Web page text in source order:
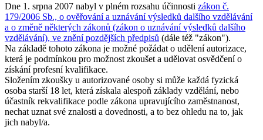
Dne 1. srpna 2007 nabyl v plném rozsahu účinnosti zákon č.
179/2006 Sb., o ověřování a uznávání výsledků dalšího vzdělávání
a o změně některých zákonů (zákon o uznávání výsledků dalšího
vzdělávání), ve znění pozdějších předpisů (dále též "zákon").
Na základě tohoto zákona je možné požádat o udělení autorizace,
která je podmínkou pro možnost zkoušet a udělovat osvědčení o
získání profesní kvalifikace.
Složením zkoušky u autorizované osoby si může každá fyzická
osoba starší 18 let, která získala alespoň základy vzdělání, nebo
účastník rekvalifikace podle zákona upravujícího zaměstnanost,
nechat uznat své znalosti a dovednosti, a to bez ohledu na to, jak
jich nabyl/a.